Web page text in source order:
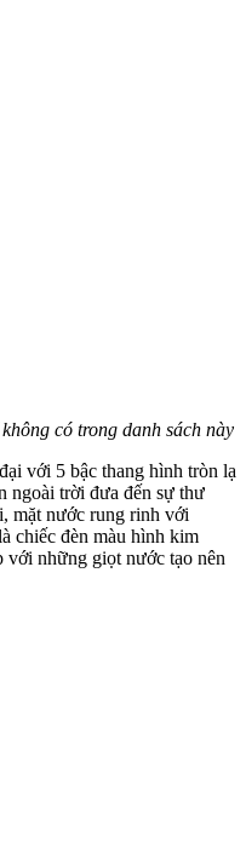
có trong danh sách này
với 5 bậc thang hình tròn lạ
ngoài trời đưa đến sự thư
mặt nước rung rinh với
chiếc đèn màu hình kim
với những giọt nước tạo nên